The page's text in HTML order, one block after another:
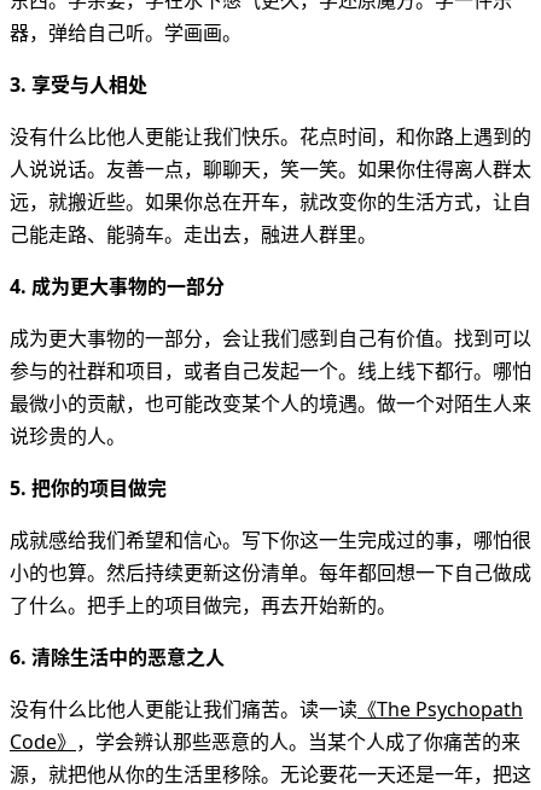
器，弹给自己听。学画画。
3. 享受与人相处
没有什么比他人更能让我们快乐。花点时间，和你路上遇到的
人说说话。友善一点，聊聊天，笑一笑。如果你住得离人群太
远，就搬近些。如果你总在开车，就改变你的生活方式，让自
己能走路、能骑车。走出去，融进人群里。
4. 成为更大事物的一部分
成为更大事物的一部分，会让我们感到自己有价值。找到可以
参与的社群和项目，或者自己发起一个。线上线下都行。哪怕
最微小的贡献，也可能改变某个人的境遇。做一个对陌生人来
说珍贵的人。
5. 把你的项目做完
成就感给我们希望和信心。写下你这一生完成过的事，哪怕很
小的也算。然后持续更新这份清单。每年都回想一下自己做成
了什么。把手上的项目做完，再去开始新的。
6. 清除生活中的恶意之人
没有什么比他人更能让我们痛苦。读一读 《The Psychopath
Code》 ，学会辨认那些恶意的人。当某个人成了你痛苦的来
源，就把他从你的生活里移除。无论要花一天还是一年，把这